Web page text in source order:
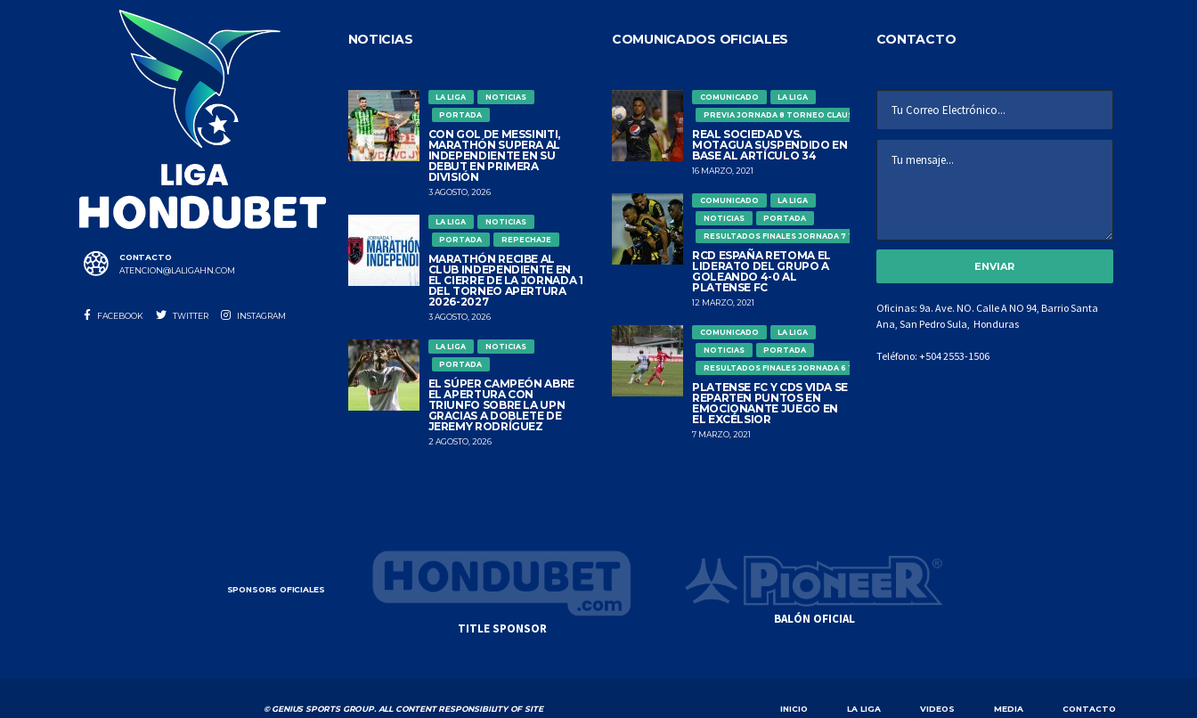
CONTACTO
ATENCION@LALIGAHN.COM
FACEBOOK TWITTER INSTAGRAM
NOTICIAS
LA LIGA
NOTICIAS
PORTADA
CON GOL DE MESSINITI,
MARATHÓN SUPERA AL
INDEPENDIENTE EN SU
DEBUT EN PRIMERA
DIVISIÓN
3 AGOSTO, 2026
LA LIGA
NOTICIAS
PORTADA
REPECHAJE
MARATHÓN RECIBE AL
CLUB INDEPENDIENTE EN
EL CIERRE DE LA JORNADA 1
DEL TORNEO APERTURA
2026-2027
3 AGOSTO, 2026
LA LIGA
NOTICIAS
PORTADA
EL SÚPER CAMPEÓN ABRE
EL APERTURA CON
TRIUNFO SOBRE LA UPN
GRACIAS A DOBLETE DE
JEREMY RODRÍGUEZ
2 AGOSTO, 2026
COMUNICADOS OFICIALES
COMUNICADO
LA LIGA
PREVIA JORNADA 8 TORNEO CLAUSURA
REAL SOCIEDAD VS.
MOTAGUA SUSPENDIDO EN
BASE AL ARTÍCULO 34
16 MARZO, 2021
COMUNICADO
LA LIGA
NOTICIAS
PORTADA
RESULTADOS FINALES JORNADA 7 TORNEO CLAUSURA
RCD ESPAÑA RETOMA EL
LIDERATO DEL GRUPO A
GOLEANDO 4-0 AL
PLATENSE FC
12 MARZO, 2021
COMUNICADO
LA LIGA
NOTICIAS
PORTADA
RESULTADOS FINALES JORNADA 6 TORNEO CLAUSURA
PLATENSE FC Y CDS VIDA SE
REPARTEN PUNTOS EN
EMOCIONANTE JUEGO EN
EL EXCÉLSIOR
7 MARZO, 2021
CONTACTO
Oficinas: 9a. Ave. NO. Calle A NO 94, Barrio Santa
Ana, San Pedro Sula, Honduras
Teléfono: +504 2553-1506
SPONSORS OFICIALES
TITLE SPONSOR
BALÓN OFICIAL
© GENIUS SPORTS GROUP. ALL CONTENT RESPONSIBILITY OF SITE INICIO LA LIGA VIDEOS MEDIA CONTACTO